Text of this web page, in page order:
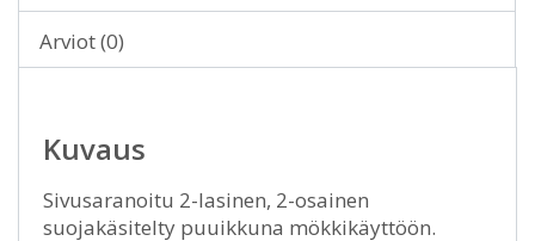
Arviot (0)
Kuvaus
Sivusaranoitu 2-lasinen, 2-osainen
suojakäsitelty puuikkuna mökkikäyttöön.